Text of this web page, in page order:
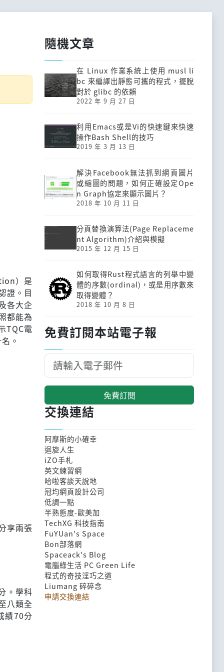
）是
證。目
各大企
都能為
TQC電
。
享兩張
。學科
八類全
績70分
隨機文章
在 Linux 作業系統上使用 musl li
bc 來編譯出靜態可攜的程式，擺脫
對於 glibc 的依賴
2022 年 9 月 27 日
利用Emacs或是Vi的快速鍵來快速
操作Bash Shell的技巧
2019 年 3 月 13 日
解決Facebook無法抓到網頁圖片
或縮圖的問題，如何正確設定Ope
n Graph協定來顯示圖片？
2018 年 10 月 11 日
分頁替換演算法(Page Replaceme
nt Algorithm)介紹與模擬
2015 年 12 月 15 日
如何取得Rust程式語言的列舉中變
體的序數(ordinal)，或是用序數來
取得變體？
2018 年 10 月 8 日
免費訂閱本站電子報
免費訂閱
交換連結
阿摩斯的小確幸
迴旋人生
iZO手札
英文練習網
哈啦客談天說地
冠均網頁設計公司
低調一點
半熟態度-歐美加
TechXG 科技指南
FuYUan's Space
Bon部落網
Spaceack's Blog
電腦綠生活 PC Green Life
程式的奇技淫巧之道
Liumang 碎碎念
申請交換連結